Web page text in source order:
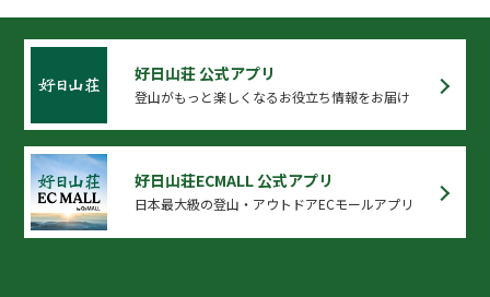
好日山荘 公式アプリ
登山がもっと楽しくなるお役立ち情報をお届け
好日山荘ECMALL 公式アプリ
日本最大級の登山・アウトドアECモールアプリ